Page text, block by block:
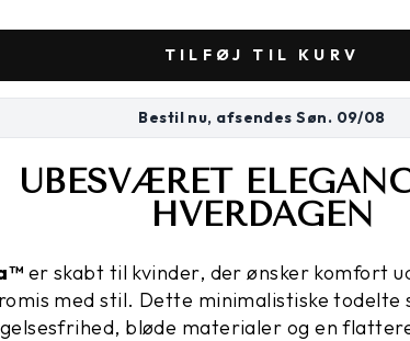
TILFØJ TIL KURV
Bestil nu, afsendesSøn. 09/08
UBESVÆRET
HVERDAGEN
er skabt til kvinder, der ønsker komfort
med stil. Dette minimalistiske
bløde materialer og en